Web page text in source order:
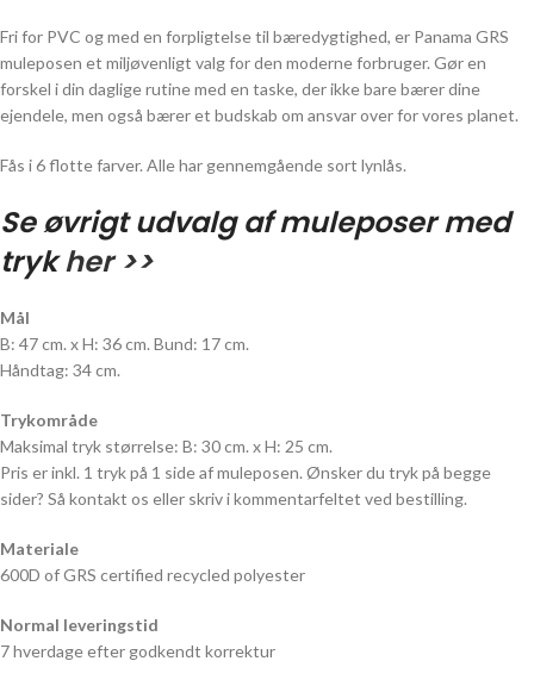
Fri for PVC og med en forpligtelse til bæredygtighed, er Panama GRS
muleposen et miljøvenligt valg for den moderne forbruger. Gør en
forskel i din daglige rutine med en taske, der ikke bare bærer dine
ejendele, men også bærer et budskab om ansvar over for vores planet.
Fås i 6 flotte farver. Alle har gennemgående sort lynlås.
Se øvrigt udvalg af muleposer med
trykher >>
Mål
B: 47 cm. x H: 36 cm. Bund: 17 cm.
Håndtag: 34 cm.
Trykområde
Maksimal tryk størrelse: B: 30 cm. x H: 25 cm.
Pris er inkl. 1 tryk på 1 side af muleposen. Ønsker du tryk på begge
sider? Så kontakt os eller skriv i kommentarfeltet ved bestilling.
Materiale
600D of GRS certified recycled polyester
Normal leveringstid
7 hverdage efter godkendt korrektur